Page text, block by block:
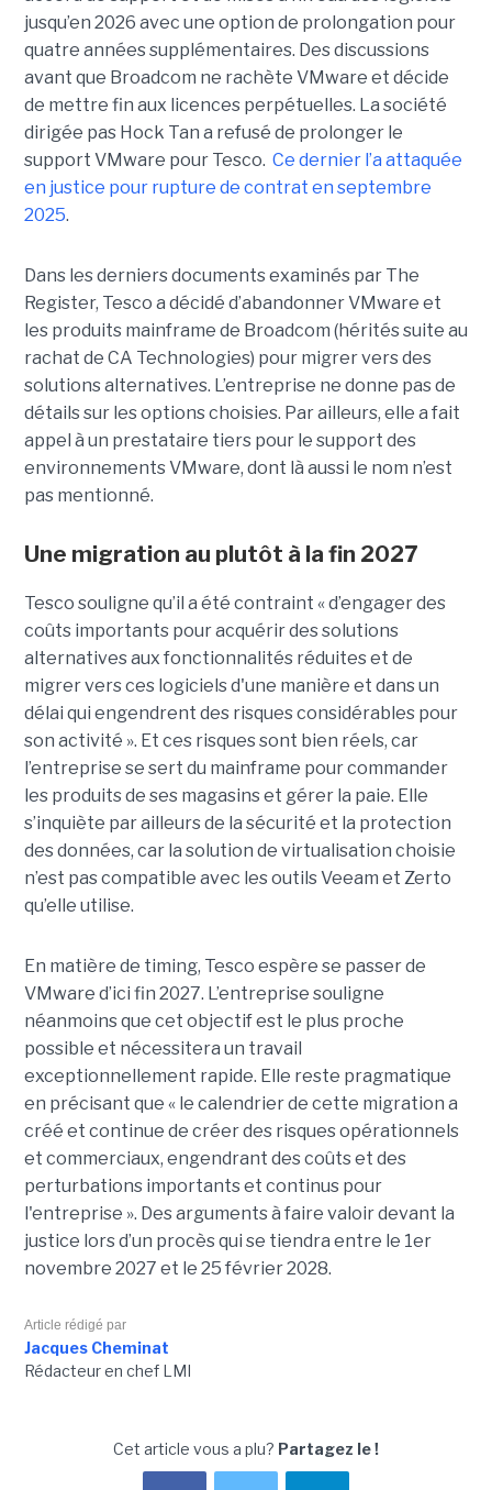
jusqu’en 2026 avec une option de prolongation pour
quatre années supplémentaires. Des discussions
avant que Broadcom ne rachète VMware et décide
de mettre fin aux licences perpétuelles. La société
dirigée pas Hock Tan a refusé de prolonger le
support VMware pour Tesco. Ce dernier l’a attaquée
en justice pour rupture de contrat en septembre
2025.
Dans les derniers documents examinés par The
Register, Tesco a décidé d’abandonner VMware et
les produits mainframe de Broadcom (hérités suite au
rachat de CA Technologies) pour migrer vers des
solutions alternatives. L’entreprise ne donne pas de
détails sur les options choisies. Par ailleurs, elle a fait
appel à un prestataire tiers pour le support des
environnements VMware, dont là aussi le nom n’est
pas mentionné.
Une migration au plutôt à la fin 2027
Tesco souligne qu’il a été contraint « d’engager des
coûts importants pour acquérir des solutions
alternatives aux fonctionnalités réduites et de
migrer vers ces logiciels d'une manière et dans un
délai qui engendrent des risques considérables pour
son activité ». Et ces risques sont bien réels, car
l’entreprise se sert du mainframe pour commander
les produits de ses magasins et gérer la paie. Elle
s’inquiète par ailleurs de la sécurité et la protection
des données, car la solution de virtualisation choisie
n’est pas compatible avec les outils Veeam et Zerto
qu’elle utilise.
En matière de timing, Tesco espère se passer de
VMware d’ici fin 2027. L’entreprise souligne
néanmoins que cet objectif est le plus proche
possible et nécessitera un travail
exceptionnellement rapide. Elle reste pragmatique
en précisant que « le calendrier de cette migration a
créé et continue de créer des risques opérationnels
et commerciaux, engendrant des coûts et des
perturbations importants et continus pour
l'entreprise ». Des arguments à faire valoir devant la
justice lors d’un procès qui se tiendra entre le 1er
novembre 2027 et le 25 février 2028.
Article rédigé par
Jacques Cheminat
Rédacteur en chef LMI
Cet article vous a plu? Partagez le !